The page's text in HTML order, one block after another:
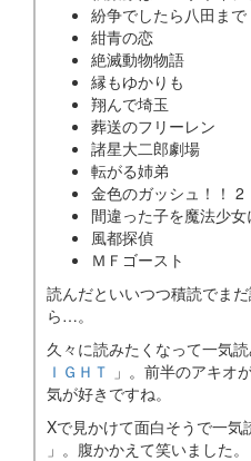
紛争でしたら八田まで
紺青の恋
絶滅動物物語
縁もゆかりも
翔んで埼玉
葬送のフリーレン
諸星大二郎劇場
転がる姉弟
金色のガッシュ！！ 2
間違った子を魔法少
風都探偵
ＭＦゴースト
読んだといいつつ積読でま
ら…。
久々に読みたくなって一気
ＩＧＨＴ 」。前半のアキオ
気が好きですね。
Xで見かけて面白そうで一気
」。腹かかえて笑いました。